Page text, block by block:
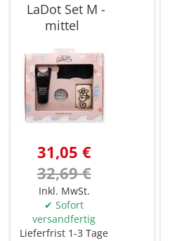
LaDot Set M -
mittel
31,05 €
32,69 €
Inkl. MwSt.
✔ Sofort
versandfertig
Lieferfrist 1-3 Tage